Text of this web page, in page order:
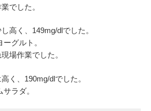
でした。
高く、149mg/dlでした。
グルト。
場作業でした。
く、190mg/dlでした。
ラダ。